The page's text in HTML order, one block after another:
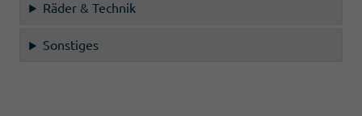
Räder & Technik
Sonstiges